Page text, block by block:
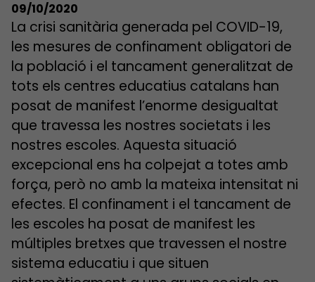
09/10/2020
La crisi sanitària generada pel COVID-19,
les mesures de confinament obligatori de
la població i el tancament generalitzat de
tots els centres educatius catalans han
posat de manifest l’enorme desigualtat
que travessa les nostres societats i les
nostres escoles. Aquesta situació
excepcional ens ha colpejat a totes amb
força, però no amb la mateixa intensitat ni
efectes. El confinament i el tancament de
les escoles ha posat de manifest les
múltiples bretxes que travessen el nostre
sistema educatiu i que situen